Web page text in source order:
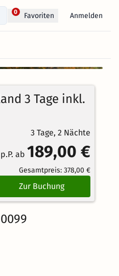
0 Favoriten Anmelden
Bewertungen
3.9
3 Tage inkl.
3 Tage, 2 Nächte
p.P. ab 189,00 €
Gesamtpreis: 378,00 €
Zur Buchung